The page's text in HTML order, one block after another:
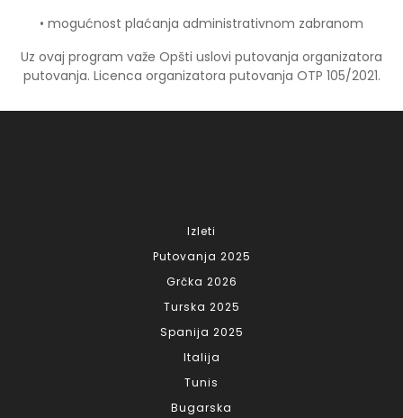
• mogućnost plaćanja administrativnom zabranom
Uz ovaj program važe Opšti uslovi putovanja organizatora
putovanja. Licenca organizatora putovanja OTP 105/2021.
Izleti
Putovanja 2025
Grčka 2026
Turska 2025
Spanija 2025
Italija
Tunis
Bugarska